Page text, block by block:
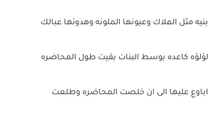
بنيه مثل الملاك وعيونها الملونه وهدوئها عبالك
لؤلؤه كاعده بوسط البنات بقيت طول المحاضره
اباوع عليها الى ان خلصت المحاضره وطلعت